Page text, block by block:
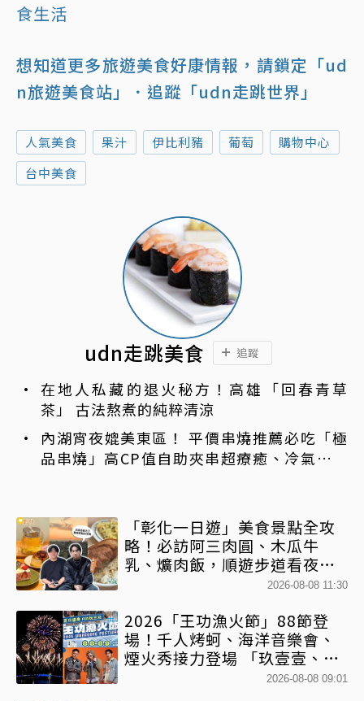
食生活
想知道更多旅遊美食好康情報，請鎖定「ud
n旅遊美食站」
．追蹤「udn走跳世界」
人氣美食 果汁 伊比利豬 葡萄
購物中心
台中美食
udn走跳美食 追蹤
在地人私藏的退火秘方！高雄「回春青草
茶」 古法熬煮的純粹清涼
內湖宵夜媲美東區！ 平價串燒推薦必吃「極
品串燒」高CP值自助夾串超療癒、冷氣強還
「彰化一日遊」美食景點全攻
略！必訪阿三肉圓、木瓜牛
乳、爌肉飯，順遊步道看夜景
2026-08-08 11:30
2026「王功漁火節」88節登
場！千人烤蚵、海洋音樂會、
煙火秀接力登場 「玖壹壹、美
2026-08-08 09:01